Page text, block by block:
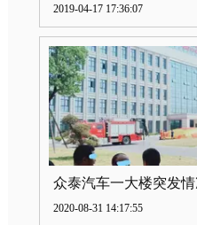
2019-04-17 17:36:07
众泰汽车一大楼突发
2020-08-31 14:17:55